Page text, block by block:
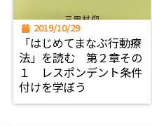
2019/10/29
「はじめてまなぶ行動療
法」を読む 第２章その
１ レスポンデント条件
付けを学ぼう